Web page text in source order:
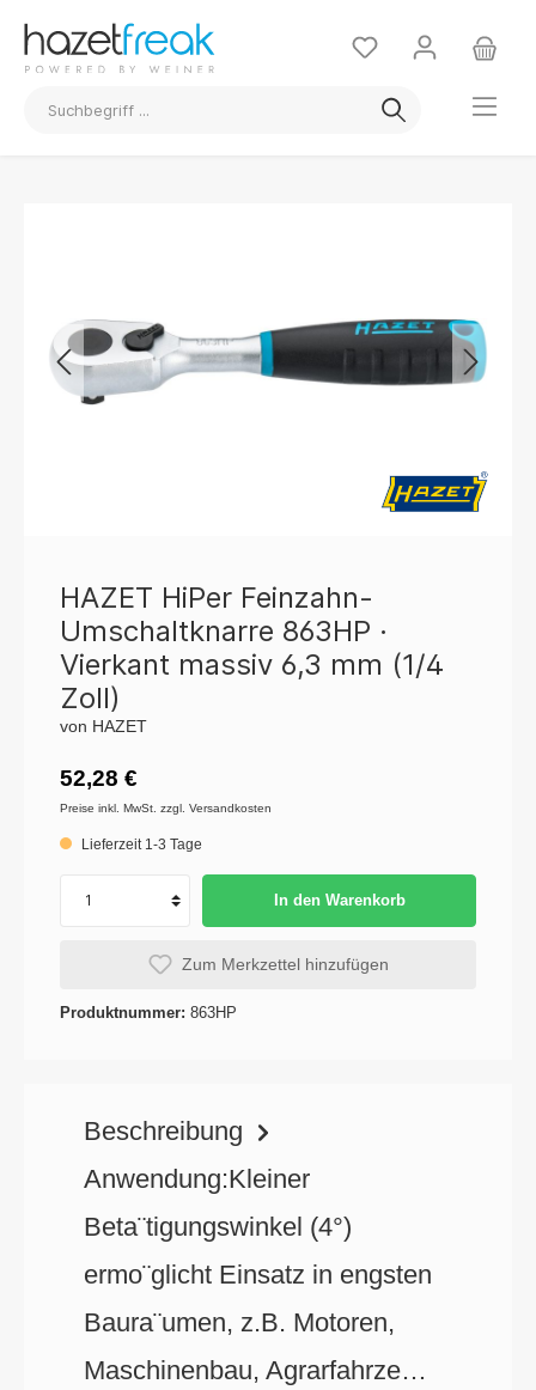
HAZET HiPer Feinzahn-
Umschaltknarre 863HP ·
Vierkant massiv 6,3 mm (1/4
Zoll)
von HAZET
52,28 €
Preise inkl. MwSt. zzgl. Versandkosten
Lieferzeit 1-3 Tage
In den Warenkorb
Zum Merkzettel hinzufügen
Produktnummer: 863HP
Beschreibung
Anwendung:Kleiner
Beta¨tigungswinkel (4°)
ermo¨glicht Einsatz in engsten
Baura¨umen, z.B. Motoren,
Maschinenbau, Agrarfahrze…